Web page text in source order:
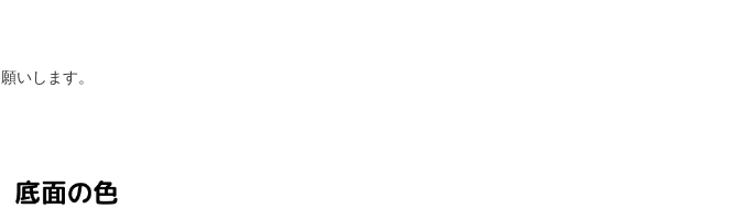
いします。